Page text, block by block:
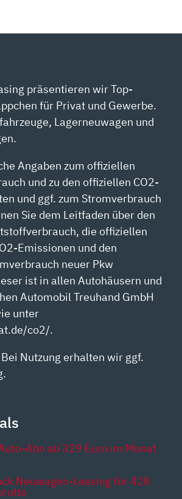
präsentieren wir Top-
für Privat und Gewerbe.
Lagerneuwagen und
Angaben zum offiziellen
und zu den offiziellen CO2-
und ggf. zum Stromverbrauch
Sie dem Leitfaden über den
die offiziellen
Emissionen und den
neuer Pkw
ist in allen Autohäusern und
Automobil Treuhand GmbH
unter
co2/.
Nutzung erhalten wir ggf.
Abo ab 329 Euro im Monat
Neuwagen-Leasing für 428